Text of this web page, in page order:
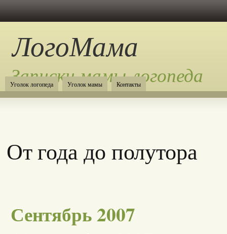
ЛогоМама
Записки мамы-логопеда
Уголок логопеда Уголок мамы Контакты
От года до полутора
Сентябрь 2007